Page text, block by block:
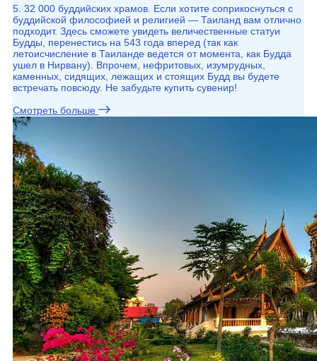
5. 32 000 буддийских храмов. Если хотите соприкоснуться с
буддийской философией и религией — Таиланд вам отлично
подходит. Здесь сможете увидеть величественные статуи
Будды, перенестись на 543 года вперед (так как
летоисчисление в Таиланде ведется от момента, как Будда
ушел в Нирвану). Впрочем, нефритовых, изумрудных,
каменных, сидящих, лежащих и стоящих Будд вы будете
встречать повсюду. Не забудьте купить сувенир!
Смотреть больше